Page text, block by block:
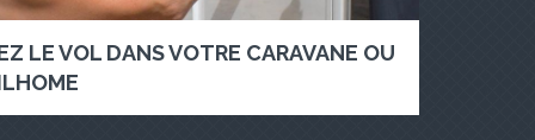
LE VOL DANS VOTRE CARAVANE OU